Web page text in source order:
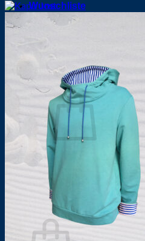
Wunschliste
Anmelden
Warenkorb /0,00€ 0
Es befinden sich
Zurück zum Shop
Warenkorb